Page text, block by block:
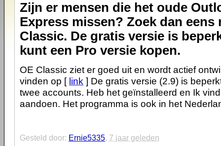
Zijn er mensen die het oude
Express missen? Zoek dan eens
Classic. De gratis versie is
kunt een Pro versie kopen.
OE Classic ziet er goed uit en wordt actief
vinden op [ link ] De gratis versie (2.9) is
twee accounts. Heb het geïnstalleerd en Ik
aandoen. Het programma is ook in het
Gesteld door: Ernie5335, 7 jaar geleden